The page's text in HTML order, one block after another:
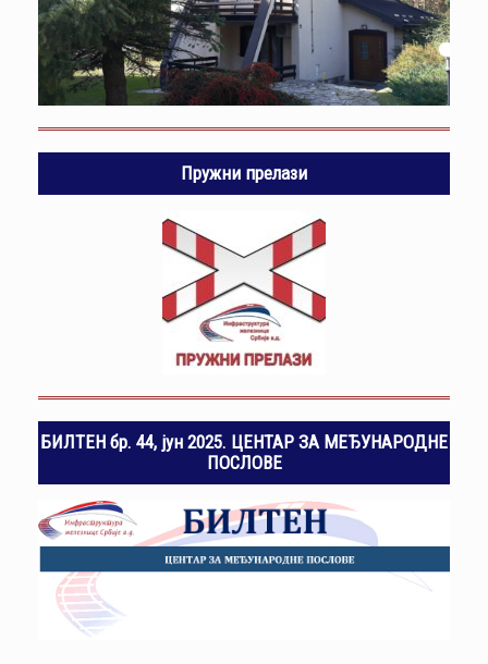
Пружни прелази
БИЛТЕН бр. 44, јун 2025. ЦЕНТАР ЗА МЕЂУНАРОДНЕ
ПОСЛОВЕ